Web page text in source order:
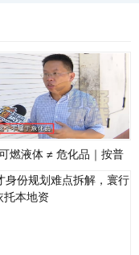
燃液体 ≠ 危化品｜按普